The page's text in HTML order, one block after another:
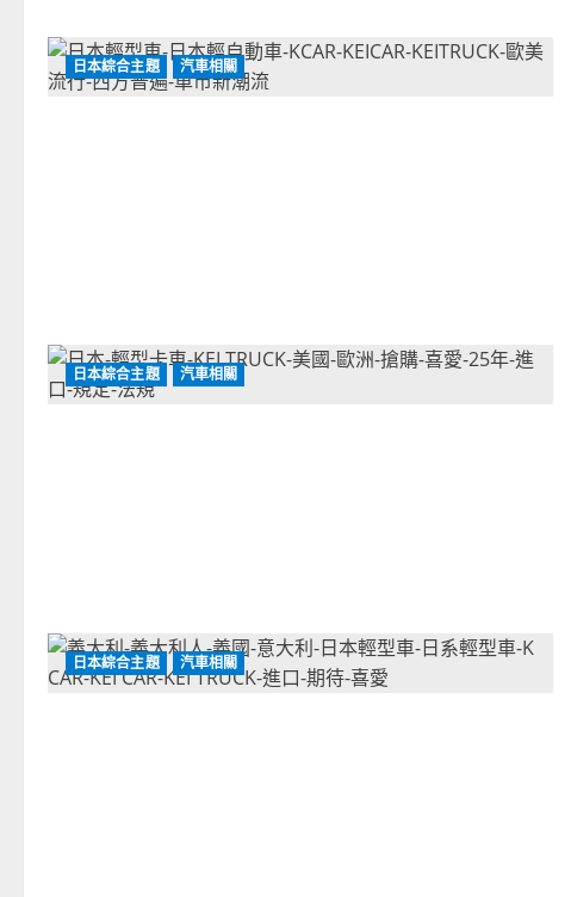
日本綜合主題 汽車相關
日本綜合主題 汽車相關
日本綜合主題 汽車相關